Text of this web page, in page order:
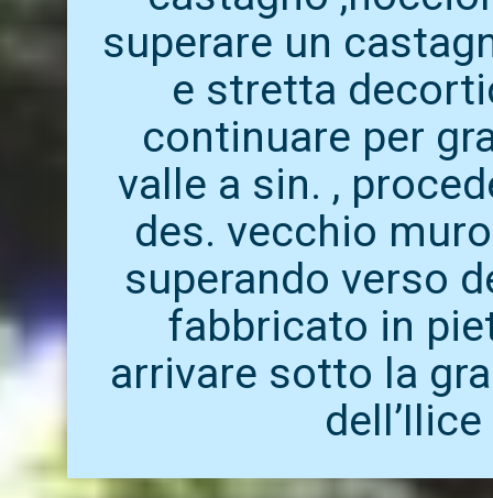
superare un
e stretta
continuare per
valle a sin. ,
des. vecchio
superando verso
fabbricato in
arrivare sotto la
dell’Ilice